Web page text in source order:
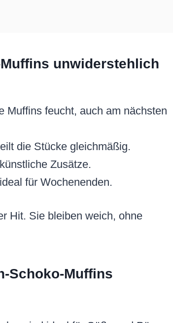
unwiderstehlich
Muffins feucht, auch am nächsten
die Stücke gleichmäßig.
Zusätze.
für Wochenenden.
Hit. Sie bleiben weich, ohne
Schoko-Muffins